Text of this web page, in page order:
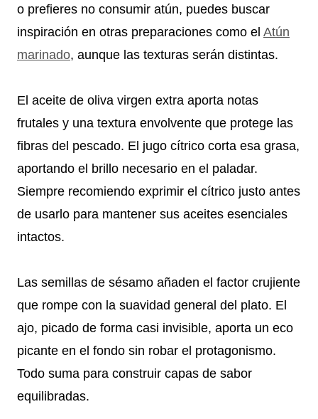
o prefieres no consumir atún, puedes buscar
inspiración en otras preparaciones como el Atún
marinado, aunque las texturas serán distintas.
El aceite de oliva virgen extra aporta notas
frutales y una textura envolvente que protege las
fibras del pescado. El jugo cítrico corta esa grasa,
aportando el brillo necesario en el paladar.
Siempre recomiendo exprimir el cítrico justo antes
de usarlo para mantener sus aceites esenciales
intactos.
Las semillas de sésamo añaden el factor crujiente
que rompe con la suavidad general del plato. El
ajo, picado de forma casi invisible, aporta un eco
picante en el fondo sin robar el protagonismo.
Todo suma para construir capas de sabor
equilibradas.